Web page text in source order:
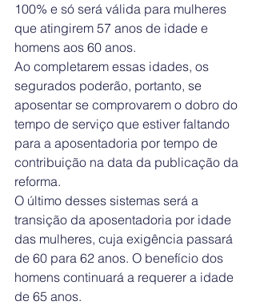
100% e só será válida para mulheres
que atingirem 57 anos de idade e
homens aos 60 anos.
Ao completarem essas idades, os
segurados poderão, portanto, se
aposentar se comprovarem o dobro do
tempo de serviço que estiver faltando
para a aposentadoria por tempo de
contribuição na data da publicação da
reforma.
O último desses sistemas será a
transição da aposentadoria por idade
das mulheres, cuja exigência passará
de 60 para 62 anos. O benefício dos
homens continuará a requerer a idade
de 65 anos.